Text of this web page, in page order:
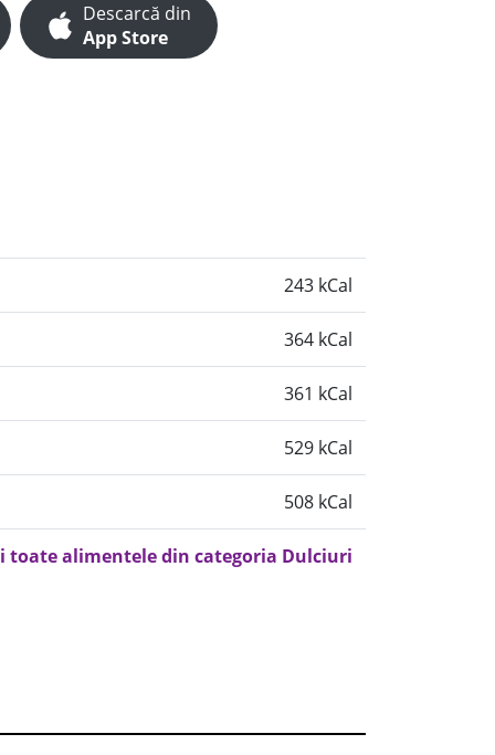
Descarcă din
App Store
243 kCal
364 kCal
361 kCal
529 kCal
508 kCal
toate alimentele din categoria Dulciuri